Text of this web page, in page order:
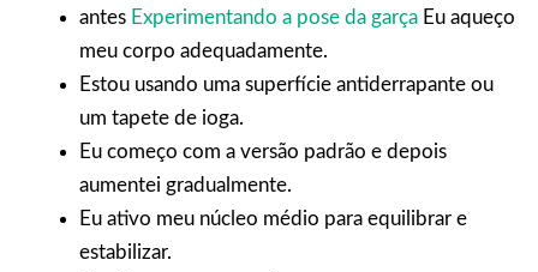
antes Experimentando a pose da garça Eu aqueço
meu corpo adequadamente.
Estou usando uma superfície antiderrapante ou
um tapete de ioga.
Eu começo com a versão padrão e depois
aumentei gradualmente.
Eu ativo meu núcleo médio para equilibrar e
estabilizar.